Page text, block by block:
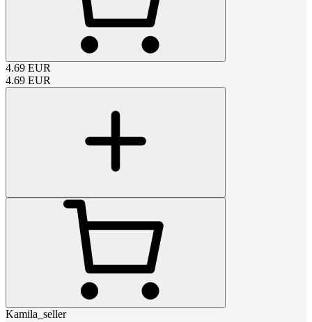
4.69 EUR
4.69 EUR
Kamila_seller